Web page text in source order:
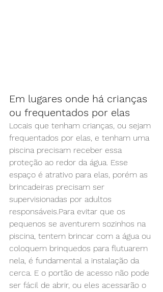
Em lugares onde há crianças
ou frequentados por elas
Locais que tenham crianças, ou sejam
frequentados por elas, e tenham uma
piscina precisam receber essa
proteção ao redor da água. Esse
espaço é atrativo para elas, porém as
brincadeiras precisam ser
supervisionadas por adultos
responsáveis.Para evitar que os
pequenos se aventurem sozinhos na
piscina, tentem brincar com a água ou
coloquem brinquedos para flutuarem
nela, é fundamental a instalação da
cerca. E o portão de acesso não pode
ser fácil de abrir, ou eles acessarão o